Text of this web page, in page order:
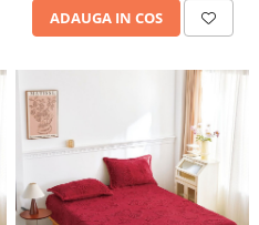
ADAUGA IN COS